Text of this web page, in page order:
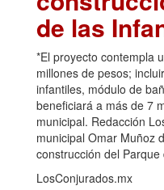
de las
*El proyecto contempla
millones de pesos;
infantiles, módulo de
beneficiará a más de 7
municipal. Redacción
municipal Omar Muñoz
construcción del Parque
LosConjurados.mx